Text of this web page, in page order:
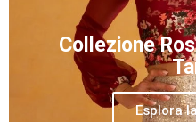
Collezione
Esplora